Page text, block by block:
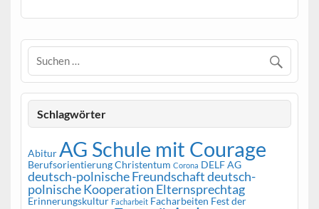
Schlagwörter
AbiturAG Schule mit Courage
BerufsorientierungChristentum Corona DELF AG
deutsch-polnische Freundschaftdeutsch-
polnische Kooperation Elternsprechtag
Erinnerungskultur Facharbeit Facharbeiten Fest der